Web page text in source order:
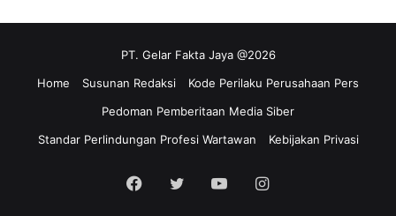
PT. Gelar Fakta Jaya @2026
Home
Susunan Redaksi
Kode Perilaku Perusahaan Pers
Pedoman Pemberitaan Media Siber
Standar Perlindungan Profesi Wartawan
Kebijakan Privasi
Facebook
TwitterYouTubeInstagram